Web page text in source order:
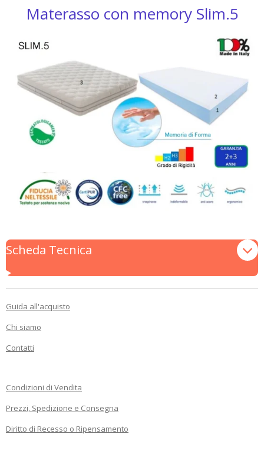
Materasso con memory Slim.5
Scheda Tecnica
Guida all'acquisto
Chi siamo
Contatti
Condizioni di Vendita
Prezzi, Spedizione e Consegna
Diritto di Recesso o Ripensamento